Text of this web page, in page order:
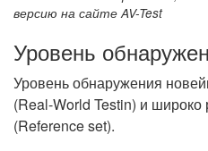
версию на сайте AV-Test
Уровень
Уровень обнаружения
(Real-World Testin) и широко
(Reference set).